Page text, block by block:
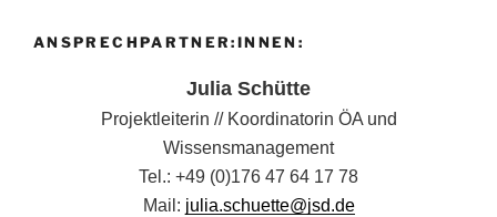
ANSPRECHPARTNER:INNEN:
Julia Schütte
Projektleiterin // Koordinatorin ÖA und
Wissensmanagement
Tel.: +49 (0)176 47 64 17 78
Mail: julia.schuette@jsd.de